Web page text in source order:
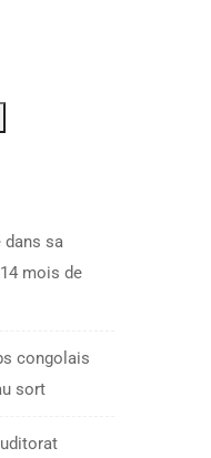
dans sa
mois de
congolais
sort